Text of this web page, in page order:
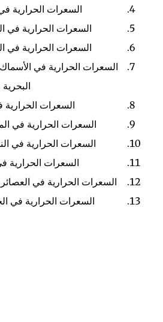
السعرات الحرارية
السعرات الحرارية في
السعرات الحرارية في
السعرات الحرارية في
البحرية
السعرات الحرارية
السعرات الحرارية في
السعرات الحرارية في
السعرات الحرارية
السعرات الحرارية في
السعرات الحرارية في